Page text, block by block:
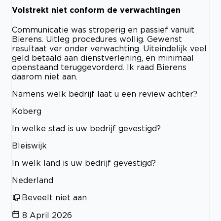
Volstrekt niet conform de verwachtingen
Communicatie was stroperig en passief vanuit
Bierens. Uitleg procedures wollig. Gewenst
resultaat ver onder verwachting. Uiteindelijk veel
geld betaald aan dienstverlening, en minimaal
openstaand teruggevorderd. Ik raad Bierens
daarom niet aan.
Namens welk bedrijf laat u een review achter?
Koberg
In welke stad is uw bedrijf gevestigd?
Bleiswijk
In welk land is uw bedrijf gevestigd?
Nederland
Beveelt niet aan
8 April 2026